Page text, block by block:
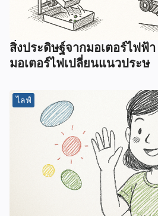
สิ่งประดิษฐ์จากมอเตอร์ไฟฟ้
มอเตอร์ไฟเปลี่ยนแนวประษ
ไลฟ์